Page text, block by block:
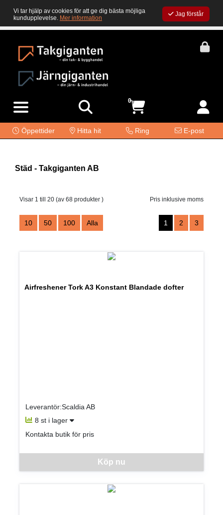
Vi tar hjälp av cookies för att ge dig bästa möjliga
kundupplevelse. Mer information
Jag förstår
0
Öppettider Hitta hit Ring E-post
Städ - Takgiganten AB
Visar 1 till 20 (av 68 produkter ) Pris inklusive moms
10 50 100 Alla 1 2 3
Airfreshener Tork A3 Konstant Blandade dofter
Leverantör:Scaldia AB
8 st i lager
Köp nu
Kontakta butik för pris